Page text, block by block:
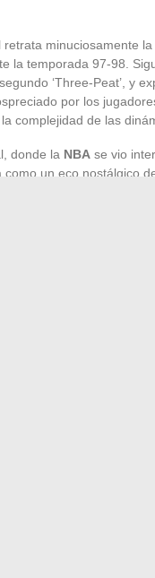
retrata minuciosamente
la temporada 97-98.
‘Three-Peat’, y
por los
la complejidad de las
donde la NBA se vio
como un eco nostálgico